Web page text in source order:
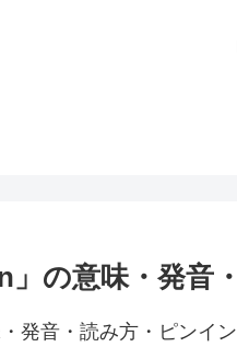
」の意味・発音
発音・読み方・ピンイ